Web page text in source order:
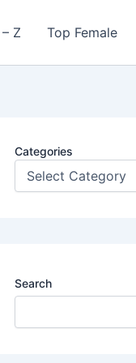
Z Top Female
Categories
Search